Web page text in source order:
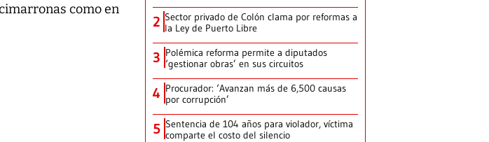
como en
2 Sector privado de Colón clama por reformas a
la Ley de Puerto Libre
3 Polémica reforma permite a diputados
‘gestionar obras’ en sus circuitos
4 Procurador: ‘Avanzan más de 6,500 causas
por corrupción’
5 Sentencia de 104 años para violador, víctima
comparte el costo del silencio